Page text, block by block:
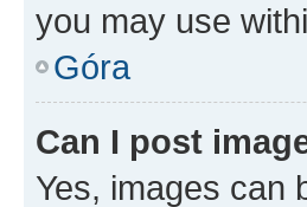
you may use
Góra
Can I post
Yes, images can